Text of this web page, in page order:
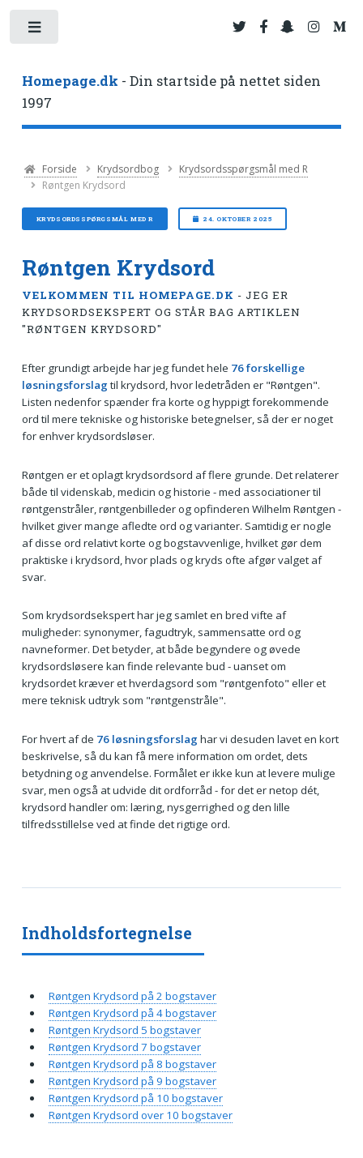
Homepage.dk - Din startside på nettet siden
1997
Forside Krydsordbog
Krydsordsspørgsmål med R
Røntgen Krydsord
KRYDSORDSSPØRGSMÅL MED R 24. OKTOBER 2025
Røntgen Krydsord
VELKOMMEN TIL HOMEPAGE.DK - JEG ER
KRYDSORDSEKSPERT OG STÅR BAG ARTIKLEN
"RØNTGEN KRYDSORD"
Efter grundigt arbejde har jeg fundet hele 76 forskellige
løsningsforslag til krydsord, hvor ledetråden er "Røntgen".
Listen nedenfor spænder fra korte og hyppigt forekommende
ord til mere tekniske og historiske betegnelser, så der er noget
for enhver krydsordsløser.
Røntgen er et oplagt krydsordsord af flere grunde. Det relaterer
både til videnskab, medicin og historie - med associationer til
røntgenstråler, røntgenbilleder og opfinderen Wilhelm Røntgen -
hvilket giver mange afledte ord og varianter. Samtidig er nogle
af disse ord relativt korte og bogstavvenlige, hvilket gør dem
praktiske i krydsord, hvor plads og kryds ofte afgør valget af
svar.
Som krydsordsekspert har jeg samlet en bred vifte af
muligheder: synonymer, fagudtryk, sammensatte ord og
navneformer. Det betyder, at både begyndere og øvede
krydsordsløsere kan finde relevante bud - uanset om
krydsordet kræver et hverdagsord som "røntgenfoto" eller et
mere teknisk udtryk som "røntgenstråle".
For hvert af de 76 løsningsforslag har vi desuden lavet en kort
beskrivelse, så du kan få mere information om ordet, dets
betydning og anvendelse. Formålet er ikke kun at levere mulige
svar, men også at udvide dit ordforråd - for det er netop dét,
krydsord handler om: læring, nysgerrighed og den lille
tilfredsstillelse ved at finde det rigtige ord.
Indholdsfortegnelse
Røntgen Krydsord på 2 bogstaver
Røntgen Krydsord på 4 bogstaver
Røntgen Krydsord 5 bogstaver
Røntgen Krydsord 7 bogstaver
Røntgen Krydsord på 8 bogstaver
Røntgen Krydsord på 9 bogstaver
Røntgen Krydsord på 10 bogstaver
Røntgen Krydsord over 10 bogstaver